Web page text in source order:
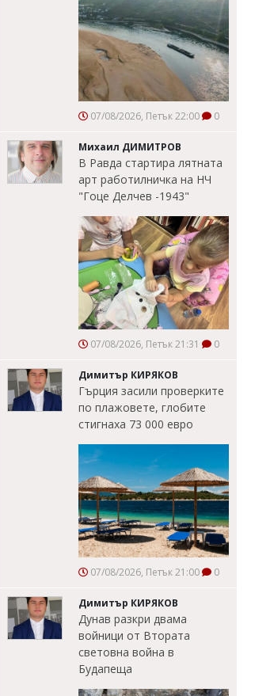
07/08/2026, Петък 22:00 0
Михаил ДИМИТРОВ
В Равда стартира лятната
арт работилничка на НЧ
"Гоце Делчев -1943"
07/08/2026, Петък 21:31 0
Димитър КИРЯКОВ
Гърция засили проверките
по плажовете, глобите
стигнаха 73 000 евро
07/08/2026, Петък 21:00 0
Димитър КИРЯКОВ
Дунав разкри двама
войници от Втората
световна война в
Будапеща